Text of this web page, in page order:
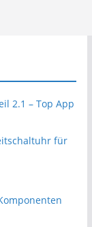
2.1 – Top App
für